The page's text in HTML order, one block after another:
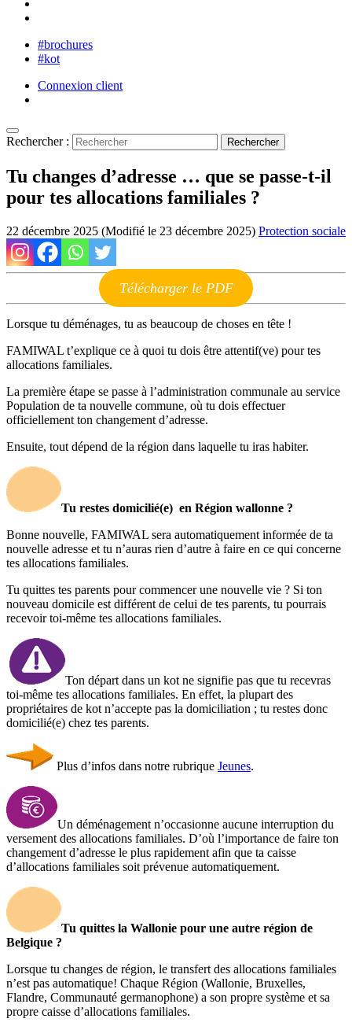
#brochures
#kot
Connexion client
Rechercher :
Tu changes d’adresse … que se passe-t-il
pour tes allocations familiales ?
22 décembre 2025 (Modifié le 23 décembre 2025) Protection sociale
Télécharger le PDF
Lorsque tu déménages, tu as beaucoup de choses en tête !
FAMIWAL t’explique ce à quoi tu dois être attentif(ve) pour tes
allocations familiales.
La première étape se passe à l’administration communale au service
Population de ta nouvelle commune, où tu dois effectuer
officiellement ton changement d’adresse.
Ensuite, tout dépend de la région dans laquelle tu iras habiter.
Tu restes domicilié(e) en Région wallonne ?
Bonne nouvelle, FAMIWAL sera automatiquement informée de ta
nouvelle adresse et tu n’auras rien d’autre à faire en ce qui concerne
tes allocations familiales.
Tu quittes tes parents pour commencer une nouvelle vie ? Si ton
nouveau domicile est différent de celui de tes parents, tu pourrais
recevoir toi-même tes allocations familiales.
Ton départ dans un kot ne signifie pas que tu recevras
toi-même tes allocations familiales. En effet, la plupart des
propriétaires de kot n’accepte pas la domiciliation ; tu restes donc
domicilié(e) chez tes parents.
Plus d’infos dans notre rubrique Jeunes.
Un déménagement n’occasionne aucune interruption du
versement des allocations familiales. D’où l’importance de faire ton
changement d’adresse le plus rapidement afin que ta caisse
d’allocations familiales soit prévenue automatiquement.
Tu quittes la Wallonie pour une autre région de
Belgique ?
Lorsque tu changes de région, le transfert des allocations familiales
n’est pas automatique! Chaque Région (Wallonie, Bruxelles,
Flandre, Communauté germanophone) a son propre système et sa
propre caisse d’allocations familiales.